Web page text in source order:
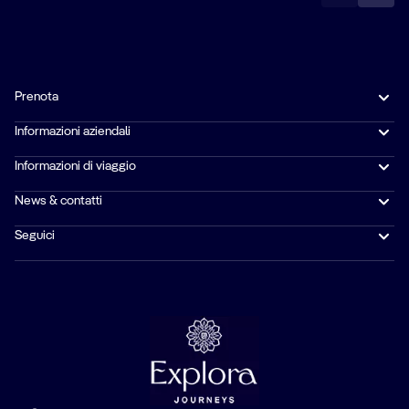
Prenota
Informazioni aziendali
Informazioni di viaggio
News & contatti
Seguici